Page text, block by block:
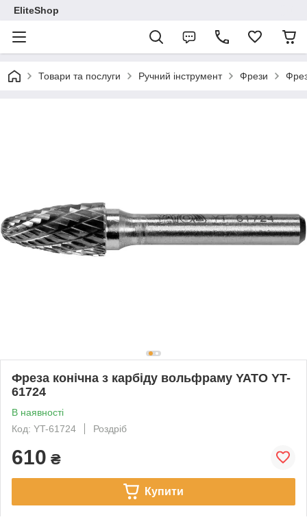
EliteShop
Товари та послуги Ручний інструмент Фрези
Фреза конічна з карбіду вольфраму YATO YT-
61724
В наявності
Код: YT-61724
Роздріб
610 ₴
Купити